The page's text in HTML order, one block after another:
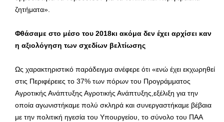
ζητήματα».
Φθάσαμε στο μέσο του 2018κι ακόμα δεν έχει αρχίσει καν
η αξιολόγηση των σχεδίων βελτίωσης
Ως χαρακτηριστικό παράδειγμα ανέφερε ότι «ενώ έχει εκχωρηθεί
στις Περιφέρειες το 37% των πόρων του Προγράμματος
Αγροτικής Ανάπτυξης Αγροτικής Ανάπτυξης,εξέλιξη για την
οποία αγωνιστήκαμε πολύ σκληρά και συνεργαστήκαμε βέβαια
με την πολιτική ηγεσία του Υπουργείου, το σύνολο του ΠΑΑ